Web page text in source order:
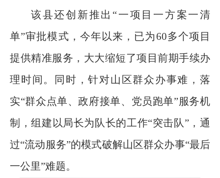
该县还创新推出 “一项目一方案一清
单”审批模式，今年以来，已为 60多个项目
提供精准服务，大大缩短了项目前期手续办
理时间。同时，针对山区群众办事难，落
实“群众点单、政府接单、党员跑单”服务机
制，组建以局长为队长的工作“突击队”，通
过“流动服务”的模式破解山区群众办事“最后
一公里”难题。